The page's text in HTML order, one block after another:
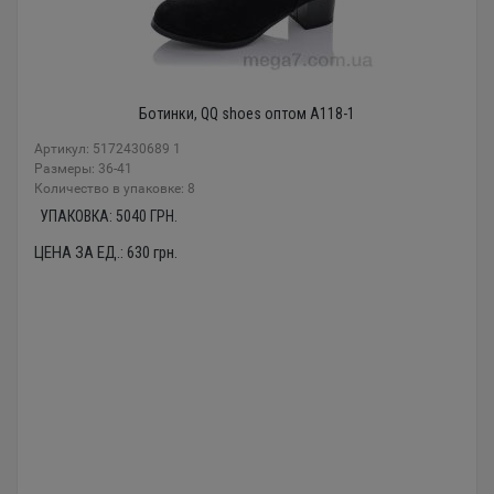
Ботинки, QQ shoes оптом A118-1
Артикул: 5172430689 1
Размеры: 36-41
Количество в упаковке: 8
УПАКОВКА: 5040 ГРН.
ЦЕНА ЗА ЕД.: 630 грн.